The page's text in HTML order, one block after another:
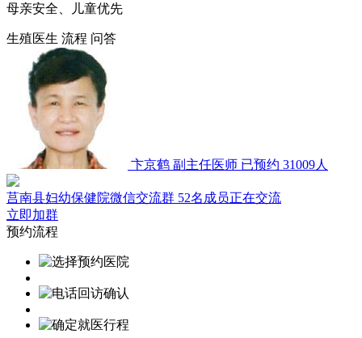
母亲安全、儿童优先
生殖医生 流程 问答
卞京鹤 副主任医师 已预约 31009人
莒南县妇幼保健院微信交流群 52名成员正在交流
立即加群
预约流程